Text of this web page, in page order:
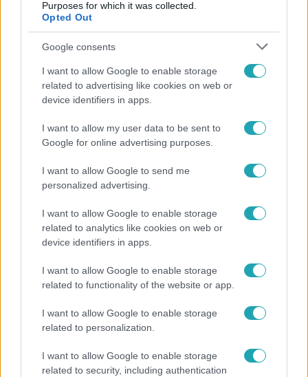
Purposes for which it was collected.
Opted Out
Google consents
I want to allow Google to enable storage
related to advertising like cookies on web or
device identifiers in apps.
I want to allow my user data to be sent to
Google for online advertising purposes.
I want to allow Google to send me
personalized advertising.
I want to allow Google to enable storage
related to analytics like cookies on web or
device identifiers in apps.
I want to allow Google to enable storage
related to functionality of the website or app.
I want to allow Google to enable storage
related to personalization.
I want to allow Google to enable storage
related to security, including authentication
Járai Máté kiakadt Siófokon
Hosszú Katinka a dokumentumfilmjében Shane
Tusupról: A medencében minden működött